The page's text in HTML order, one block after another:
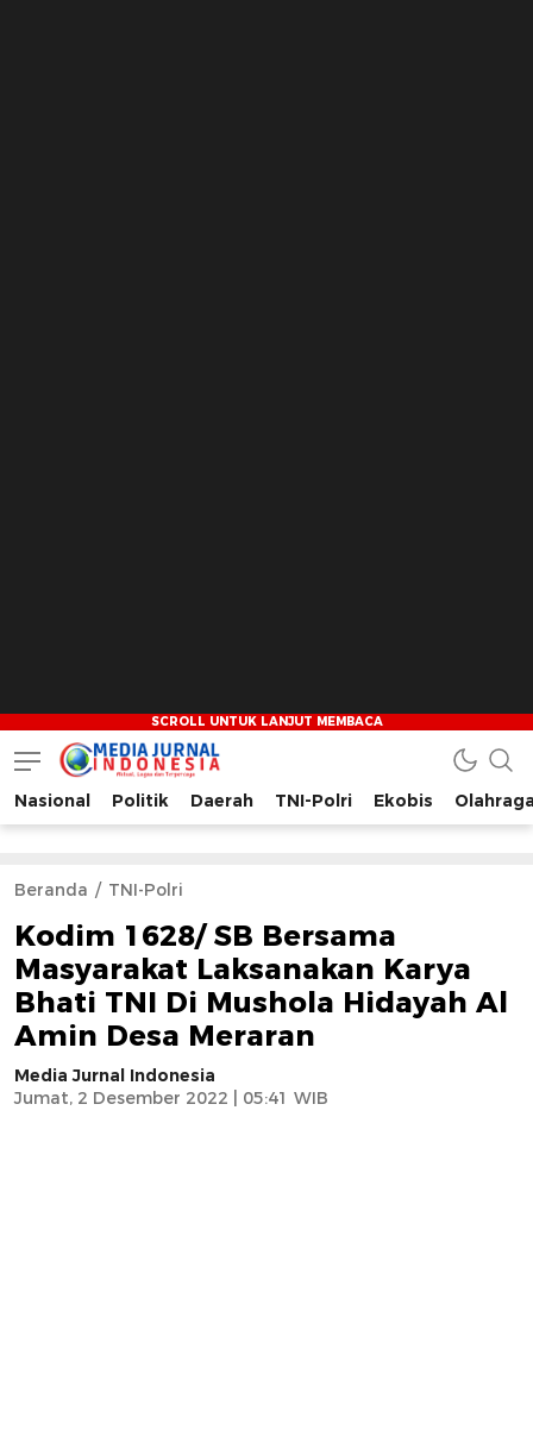
Media Jurnal Indonesia
Bersama Membangun Indonesia
Nasional Politik Daerah TNI-Polri Ekobis
Beranda TNI-Polri
Kodim 1628/ SB Bersama
Masyarakat Laksanakan Karya
Bhati TNI Di Mushola Hidayah Al
Amin Desa Meraran
Media Jurnal Indonesia
Jumat, 2 Desember 2022 | 05:41 WIB